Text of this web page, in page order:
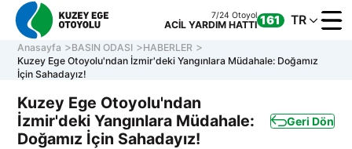
7/24 Otoyol
ACİL YARDIM HATTI 161 TR
Anasayfa BASIN ODASI
HABERLER
Kuzey Ege Otoyolu'ndan İzmir'deki Yangınlara Müdahale: Doğamız
İçin Sahadayız!
Kuzey Ege Otoyolu'ndan
İzmir'deki Yangınlara Müdahale:
Doğamız İçin Sahadayız!
Geri Dön